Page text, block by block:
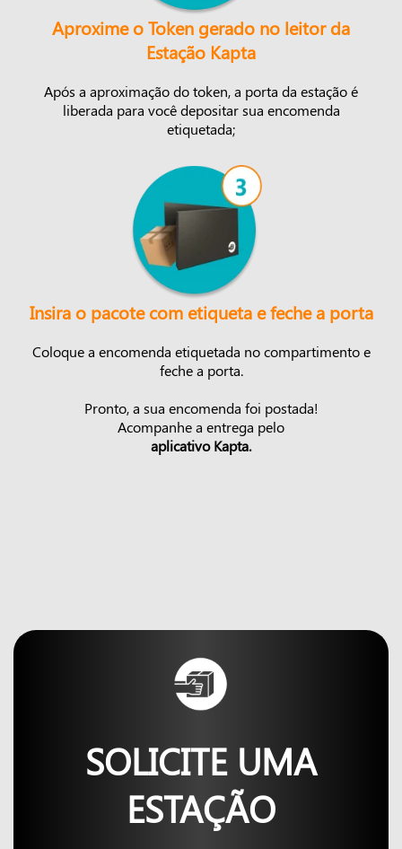
Aproxime o Token gerado no leitor da
Estação Kapta
Após a aproximação do token, a porta da estação é
liberada para você depositar sua encomenda
etiquetada;
Insira o pacote com etiqueta e feche a porta
Coloque a encomenda etiquetada no compartimento e
feche a porta.
Pronto, a sua encomenda foi postada!
Acompanhe a entrega pelo
aplicativo Kapta.
SOLICITE UMA
ESTAÇÃO